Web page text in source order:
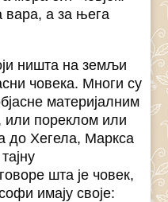
вара, а за њега
ништа на земљи
човека. Многи су
материјалним
или пореклом или
до Хегела, Маркса
шта је човек,
имају своје: